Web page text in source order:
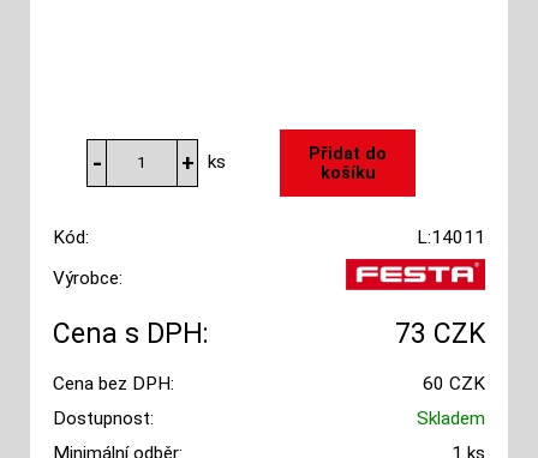
ks
Kód:
L:14011
Výrobce:
Cena s DPH: 73 CZK
Cena bez DPH:
60 CZK
Dostupnost:
Skladem
Minimální odběr:
1 ks